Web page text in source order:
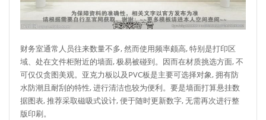
财务室通常人员往来数量不多, 然而使用频率颇高, 特别是打印区
域、处在文件柜附近的墙面, 极易被碰到。因而在材质挑选方面, 不
可仅仅贪图美观。亚克力板以及PVC板是主要可选择对象, 拥有防
水防潮且耐刮的特性, 进行清洁也较为便利。要是墙面打算悬挂数
据图表, 推荐采取磁吸式设计, 便于随时更新数字, 无需再次进行整
版印刷。